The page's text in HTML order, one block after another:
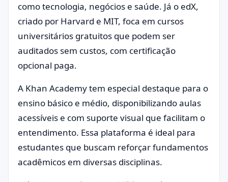
como tecnologia, negócios e saúde. Já o edX,
criado por Harvard e MIT, foca em cursos
universitários gratuitos que podem ser
auditados sem custos, com certificação
opcional paga.
A Khan Academy tem especial destaque para o
ensino básico e médio, disponibilizando aulas
acessíveis e com suporte visual que facilitam o
entendimento. Essa plataforma é ideal para
estudantes que buscam reforçar fundamentos
acadêmicos em diversas disciplinas.